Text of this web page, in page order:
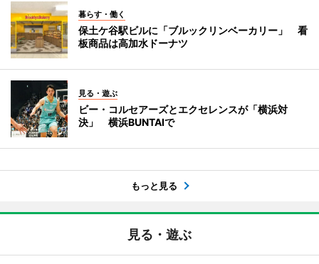
暮らす・働く
保土ケ谷駅ビルに「ブルックリンベーカリー」 看
板商品は高加水ドーナツ
見る・遊ぶ
ビー・コルセアーズとエクセレンスが「横浜対
決」 横浜BUNTAIで
もっと見る
見る・遊ぶ